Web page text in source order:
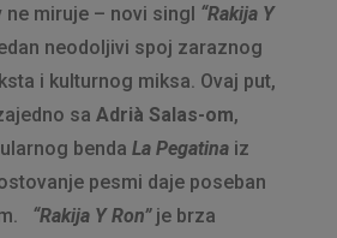
ne miruje – novi singl “Rakija Y
neodoljivi spoj zaraznog
i kulturnog miksa. Ovaj put,
sa Adrià Salas-om,
benda La Pegatina iz
pesmi daje poseban
“Rakija Y Ron”je brza